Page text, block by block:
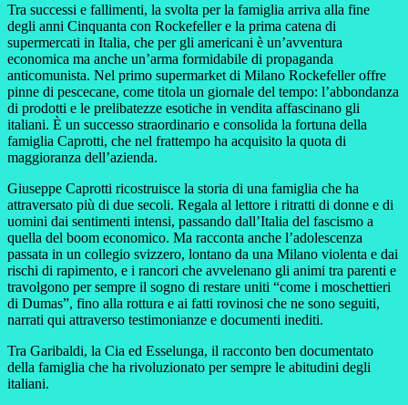
Tra successi e fallimenti, la svolta per la famiglia arriva alla fine
degli anni Cinquanta con Rockefeller e la prima catena di
supermercati in Italia, che per gli americani è un’avventura
economica ma anche un’arma formidabile di propaganda
anticomunista. Nel primo supermarket di Milano Rockefeller offre
pinne di pescecane, come titola un giornale del tempo: l’abbondanza
di prodotti e le prelibatezze esotiche in vendita affascinano gli
italiani. È un successo straordinario e consolida la fortuna della
famiglia Caprotti, che nel frattempo ha acquisito la quota di
maggioranza dell’azienda.
Giuseppe Caprotti ricostruisce la storia di una famiglia che ha
attraversato più di due secoli. Regala al lettore i ritratti di donne e di
uomini dai sentimenti intensi, passando dall’Italia del fascismo a
quella del boom economico. Ma racconta anche l’adolescenza
passata in un collegio svizzero, lontano da una Milano violenta e dai
rischi di rapimento, e i rancori che avvelenano gli animi tra parenti e
travolgono per sempre il sogno di restare uniti “come i moschettieri
di Dumas”, fino alla rottura e ai fatti rovinosi che ne sono seguiti,
narrati qui attraverso testimonianze e documenti inediti.
Tra Garibaldi, la Cia ed Esselunga, il racconto ben documentato
della famiglia che ha rivoluzionato per sempre le abitudini degli
italiani.